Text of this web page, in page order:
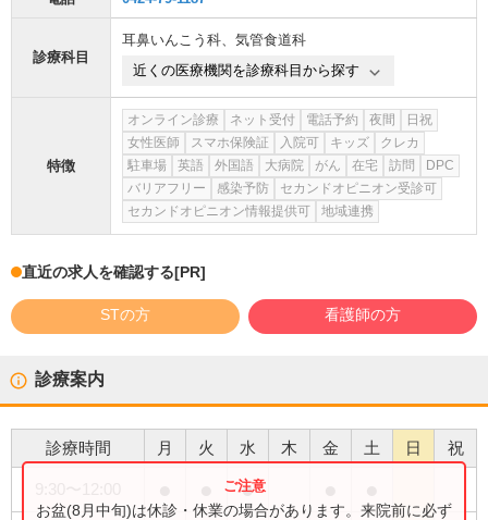
診療科目
耳鼻いんこう科、 気管食道科
近くの医療機関を診療科目から探す
特徴
オンライン診療 ネット受付 電話予約 夜間
日祝
女性医師
スマホ保険証 入院可 キッズ
クレカ
駐車場
英語 外国語 大病院 がん 在宅 訪問
DPC
バリアフリー
感染予防
セカンドオピニオン受診可
セカンドオピニオン情報提供可
地域連携
直近の求人を確認する[PR]
STの方 看護師の方
診療案内
診療時間 月 火 水 木 金 土 日 祝
●
お盆(8月中旬)は休診・休業の場合があります。来院前に必ず